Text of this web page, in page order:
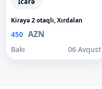
Kirayə 2 otaqlı, Xırdalan
450 AZN
Bakı 06 Avqust